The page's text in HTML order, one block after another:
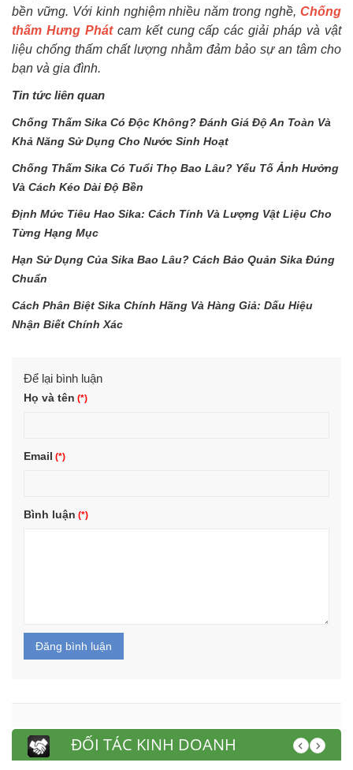
bền vững. Với kinh nghiệm nhiều năm trong nghề, Chống
thấm Hưng Phát cam kết cung cấp các giải pháp và vật
liệu chống thấm chất lượng nhằm đảm bảo sự an tâm cho
bạn và gia đình.
Tin tức liên quan
Chống Thấm Sika Có Độc Không? Đánh Giá Độ An Toàn Và
Khả Năng Sử Dụng Cho Nước Sinh Hoạt
Chống Thấm Sika Có Tuổi Thọ Bao Lâu? Yếu Tố Ảnh Hưởng
Và Cách Kéo Dài Độ Bền
Định Mức Tiêu Hao Sika: Cách Tính Và Lượng Vật Liệu Cho
Từng Hạng Mục
Hạn Sử Dụng Của Sika Bao Lâu? Cách Bảo Quản Sika Đúng
Chuẩn
Cách Phân Biệt Sika Chính Hãng Và Hàng Giả: Dấu Hiệu
Nhận Biết Chính Xác
Để lại bình luận
Họ và tên
Email
Bình luận
Đăng bình luận
ĐỐI TÁC KINH DOANH